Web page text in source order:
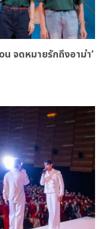
จดหมายรักถึงอาม่า’